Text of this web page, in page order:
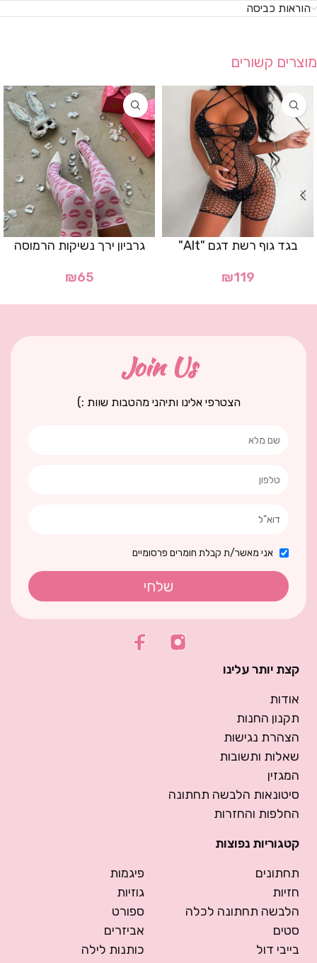
הוראות כביסה
מוצרים קשורים
בגד גוף רשת דגם "Alt"
₪119
גרביון ירך נשיקות הרמוסה
₪65
Join Us
הצטרפי אלינו ותיהני מהטבות שוות :)
אני מאשר/ת קבלת חומרים פרסומיים
שלחי
קצת יותר עלינו
אודות
תקנון החנות
הצהרת נגישות
שאלות ותשובות
המגזין
סיטונאות הלבשה תחתונה
החלפות והחזרות
קטגוריות נפוצות
תחתונים
חזיות
הלבשה תחתונה לכלה
סטים
בייבי דול
פיגמות
גוזיות
ספורט
אביזרים
כותנות לילה